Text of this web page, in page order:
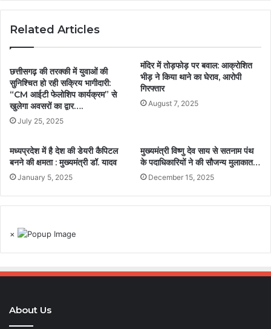
Related Articles
छत्तीसगढ़ की तरक्की में युवाओं की
सुनिश्चित हो रही सक्रिय भागीदारी:
“CM आईटी फेलोशिप कार्यक्रम” से
खुलेगा अवसरों का द्वार….
July 25, 2025
मंदिर में तोड़फोड़ पर बवाल: आक्रोशित
भीड़ ने किया थाने का घेराव, आरोपी
गिरफ्तार
August 7, 2025
मध्यप्रदेश में है देश की डेयरी कैपिटल
बनने की क्षमता : मुख्यमंत्री डॉ. यादव
January 5, 2025
मुख्यमंत्री विष्णु देव साय से सतनाम पंथ
के पदाधिकारियों ने की सौजन्य मुलाकात…
December 15, 2025
×
About Us